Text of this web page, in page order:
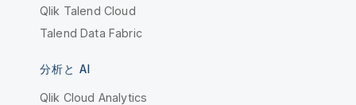
Qlik Talend Cloud
Talend Data Fabric
分析と AI
Qlik Cloud Analytics